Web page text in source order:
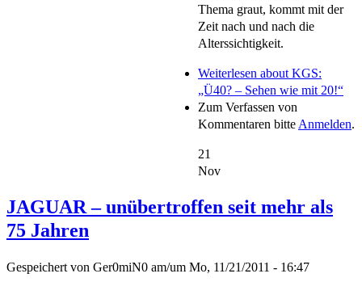
Thema graut, kommt mit der
Zeit nach und nach die
Alterssichtigkeit.
Weiterlesen about KGS:
„Ü40? – Sehen wie mit 20!“
Zum Verfassen von
Kommentaren bitte Anmelden.
21
Nov
JAGUAR – unübertroffen seit mehr als
75 Jahren
Gespeichert von Ger0miN0 am/um Mo, 11/21/2011 - 16:47